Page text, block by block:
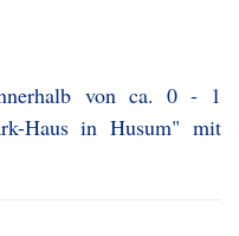
von ca. 0 - 1
Haus in Husum" mit